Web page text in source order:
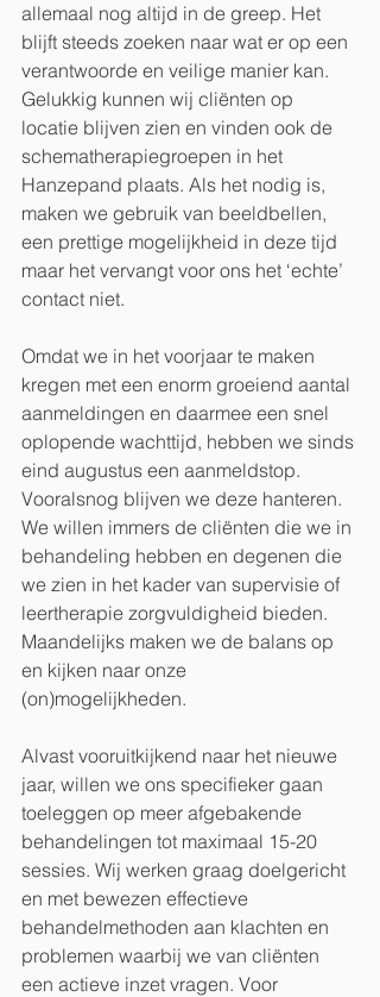
allemaal nog altijd in de greep. Het
blijft steeds zoeken naar wat er op een
verantwoorde en veilige manier kan.
Gelukkig kunnen wij cliënten op
locatie blijven zien en vinden ook de
schematherapiegroepen in het
Hanzepand plaats. Als het nodig is,
maken we gebruik van beeldbellen,
een prettige mogelijkheid in deze tijd
maar het vervangt voor ons het ‘echte’
contact niet.
Omdat we in het voorjaar te maken
kregen met een enorm groeiend aantal
aanmeldingen en daarmee een snel
oplopende wachttijd, hebben we sinds
eind augustus een aanmeldstop.
Vooralsnog blijven we deze hanteren.
We willen immers de cliënten die we in
behandeling hebben en degenen die
we zien in het kader van supervisie of
leertherapie zorgvuldigheid bieden.
Maandelijks maken we de balans op
en kijken naar onze
(on)mogelijkheden.
Alvast vooruitkijkend naar het nieuwe
jaar, willen we ons specifieker gaan
toeleggen op meer afgebakende
behandelingen tot maximaal 15-20
sessies. Wij werken graag doelgericht
en met bewezen effectieve
behandelmethoden aan klachten en
problemen waarbij we van cliënten
een actieve inzet vragen. Voor